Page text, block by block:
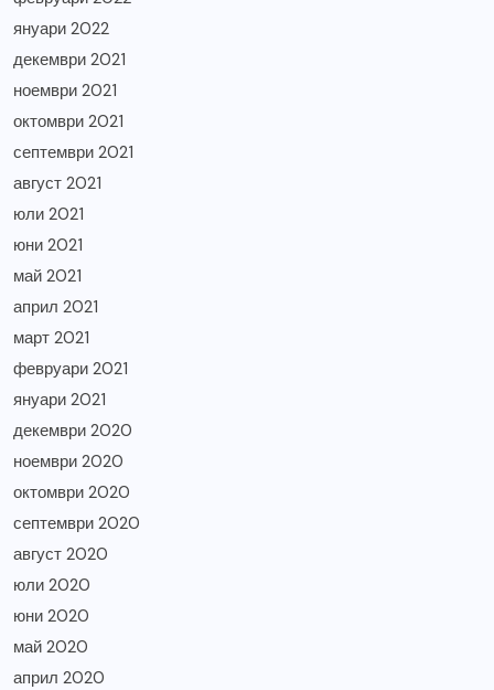
януари 2022
декември 2021
ноември 2021
октомври 2021
септември 2021
август 2021
юли 2021
юни 2021
май 2021
април 2021
март 2021
февруари 2021
януари 2021
декември 2020
ноември 2020
октомври 2020
септември 2020
август 2020
юли 2020
юни 2020
май 2020
април 2020